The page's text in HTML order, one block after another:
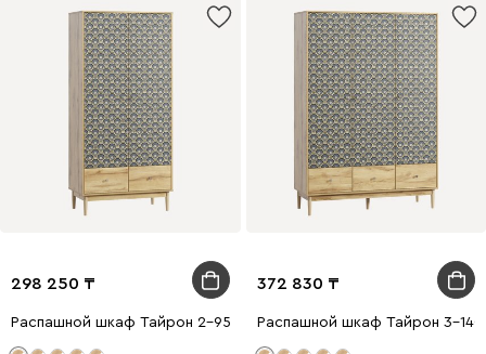
298 250
Распашной шкаф Тайрон 2-95x200 Звезда ​
372 830
Распашной шкаф Тайрон 3-